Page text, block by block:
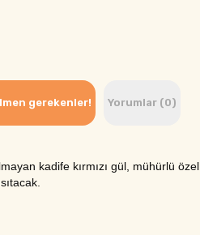
gerekenler! Yorumlar (0)
kadife kırmızı gül, mühürlü